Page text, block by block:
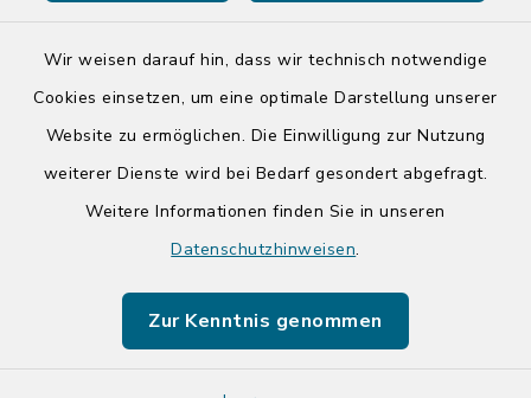
Wir weisen darauf hin, dass wir technisch notwendige
Cookies einsetzen, um eine optimale Darstellung unserer
Website zu ermöglichen. Die Einwilligung zur Nutzung
weiterer Dienste wird bei Bedarf gesondert abgefragt.
Weitere Informationen finden Sie in unseren
Datenschutzhinweisen.
Zur Kenntnis genommen
Barrierefreiheit
Impressum